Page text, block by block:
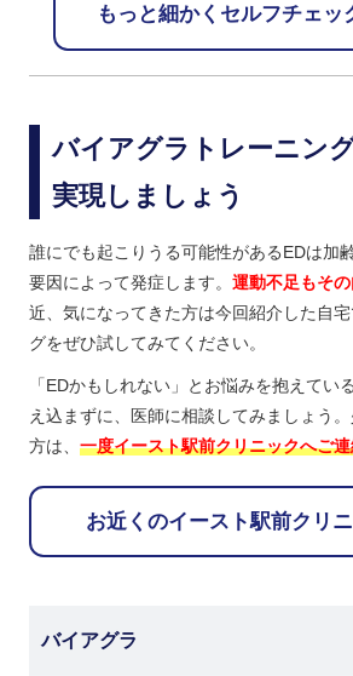
もっと細かくセルフチェッ
バイアグラトレーニン
実現しましょう
誰にでも起こりうる可能性があるEDは加
要因によって発症します。 運動不足もその
近、気になってきた方は今回紹介した自
グをぜひ試してみてください。
「EDかもしれない」とお悩みを抱えてい
え込まずに、医師に相談してみましょう
方は、 一度イースト駅前クリニックへご
お近くのイースト駅前クリ
バイアグラ